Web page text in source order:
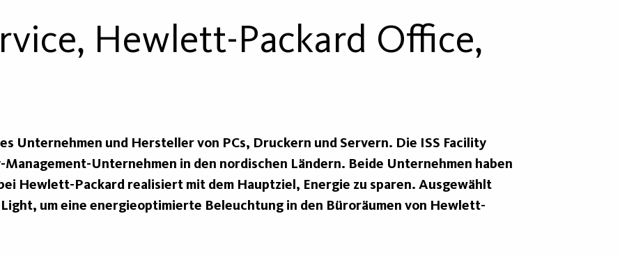
Hewlett-Packard Office,
Unternehmen und Hersteller von PCs, Druckern und Servern. Die ISS Facility
Unternehmen in den nordischen Ländern. Beide Unternehmen haben
Hewlett-Packard realisiert mit dem Hauptziel, Energie zu sparen. Ausgewählt
um eine energieoptimierte Beleuchtung in den Büroräumen von Hewlett-